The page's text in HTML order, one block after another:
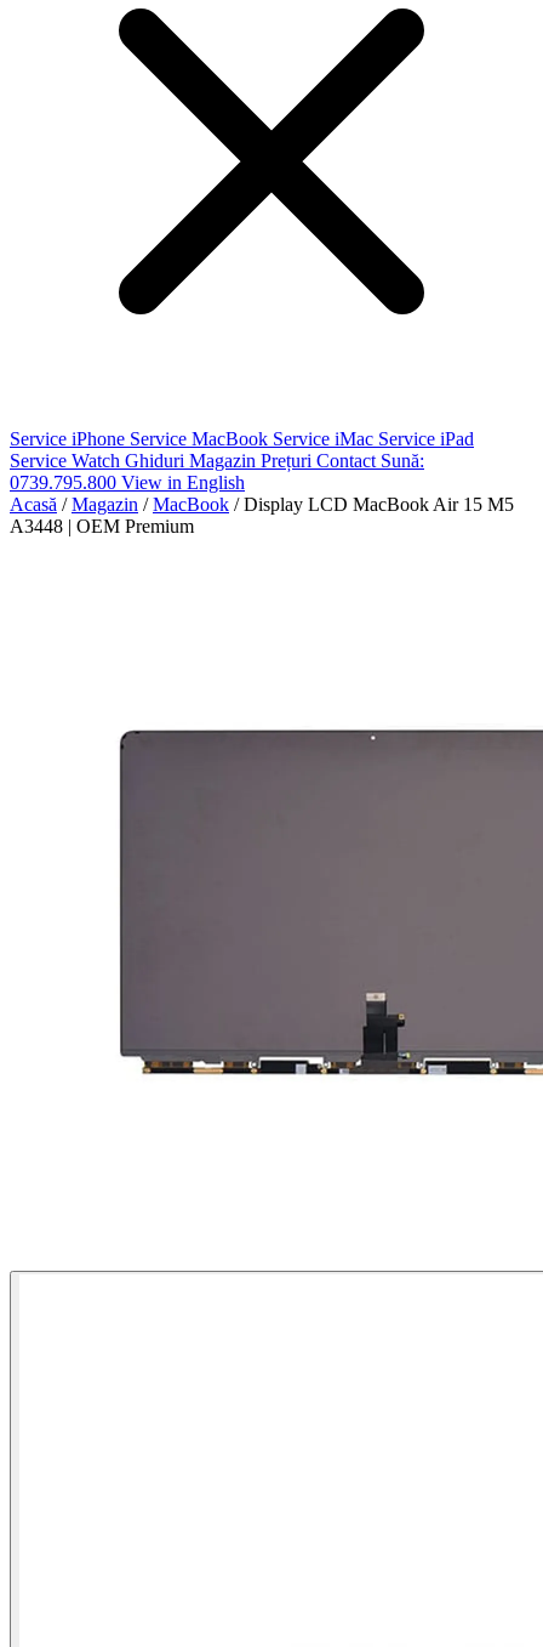
Service iPhone Service MacBook Service iMac Service iPad
Service Watch Ghiduri Magazin Prețuri Contact Sună:
0739.795.800 View in English
Acasă / Magazin / MacBook / Display LCD MacBook Air 15 M5
A3448 | OEM Premium